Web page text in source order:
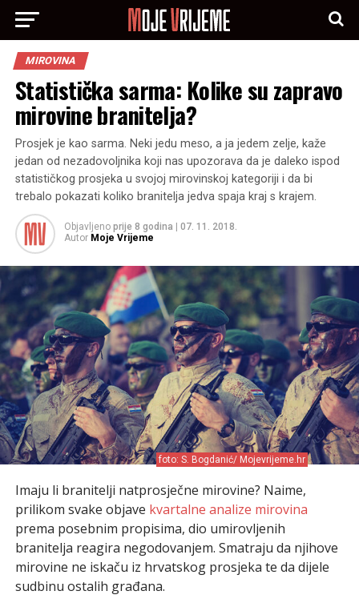
MIROVINA
Statistička sarma: Kolike su zapravo
mirovine branitelja?
Prosjek je kao sarma. Neki jedu meso, a ja jedem zelje, kaže
jedan od nezadovoljnika koji nas upozorava da je daleko ispod
statističkog prosjeka u svojoj mirovinskoj kategoriji i da bi
trebalo pokazati koliko branitelja jedva spaja kraj s krajem.
Objavljeno prije 8 godina
07. 11. 2018.
Autor Moje Vrijeme
foto: S. Bogdanić/ Mojevrijeme.hr
Imaju li branitelji natprosječne mirovine? Naime,
prilikom svake objave kvartalne analize mirovina
prema posebnim propisima, dio umirovljenih
branitelja reagira negodovanjem. Smatraju da njihove
mirovine ne iskaču iz hrvatskog prosjeka te da dijele
sudbinu ostalih građana.